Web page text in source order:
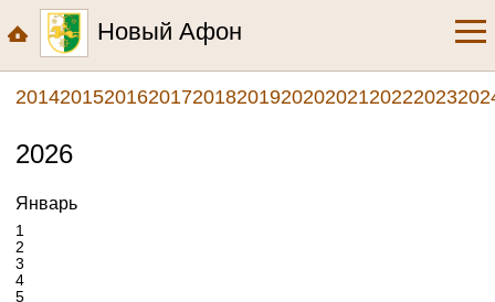
Новый Афон
2014201520162017201820192020202120222023
2026
Январь
1
2
3
4
5